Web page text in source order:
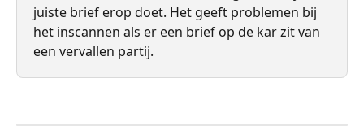
juiste brief erop doet. Het geeft problemen bij
het inscannen als er een brief op de kar zit van
een vervallen partij.